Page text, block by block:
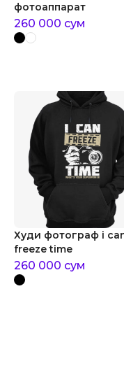
фотоаппарат
260 000 сум
Худи фотограф i
freeze time
260 000 сум